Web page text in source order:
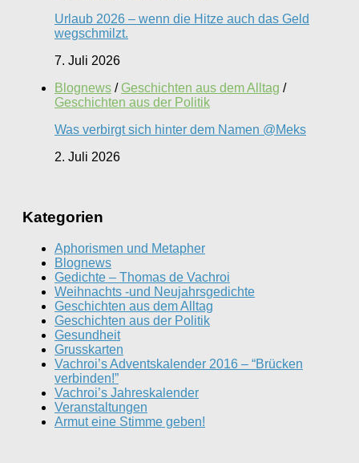
Urlaub 2026 – wenn die Hitze auch das Geld
wegschmilzt.
7. Juli 2026
Blognews / Geschichten aus dem Alltag /
Geschichten aus der Politik
Was verbirgt sich hinter dem Namen @Meks
2. Juli 2026
Kategorien
Aphorismen und Metapher
Blognews
Gedichte – Thomas de Vachroi
Weihnachts -und Neujahrsgedichte
Geschichten aus dem Alltag
Geschichten aus der Politik
Gesundheit
Grusskarten
Vachroi’s Adventskalender 2016 – “Brücken
verbinden!”
Vachroi’s Jahreskalender
Veranstaltungen
Armut eine Stimme geben!